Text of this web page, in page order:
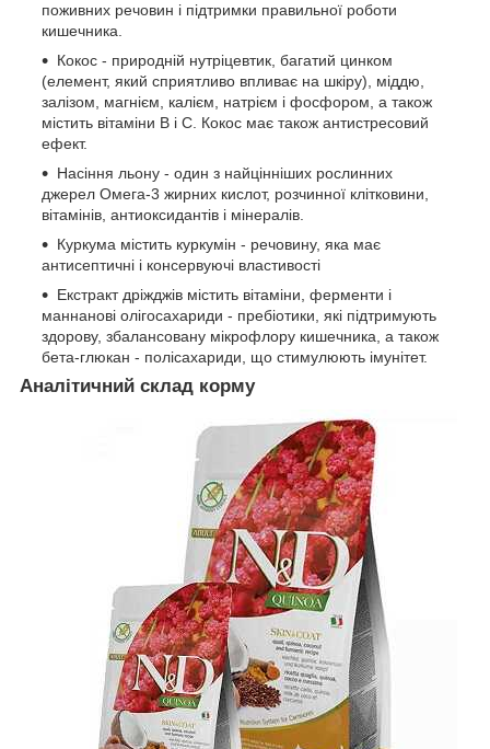
поживних речовин і підтримки правильної роботи
кишечника.
Кокос - природній нутріцевтик, багатий цинком
(елемент, який сприятливо впливає на шкіру), міддю,
залізом, магнієм, калієм, натрієм і фосфором, а також
містить вітаміни В і С. Кокос має також антистресовий
ефект.
Насіння льону - один з найцінніших рослинних
джерел Омега-3 жирних кислот, розчинної клітковини,
вітамінів, антиоксидантів і мінералів.
Куркума містить куркумін - речовину, яка має
антисептичні і консервуючі властивості
Екстракт дріжджів містить вітаміни, ферменти і
маннанові олігосахариди - пребіотики, які підтримують
здорову, збалансовану мікрофлору кишечника, а також
бета-глюкан - полісахариди, що стимулюють імунітет.
Аналітичний склад корму